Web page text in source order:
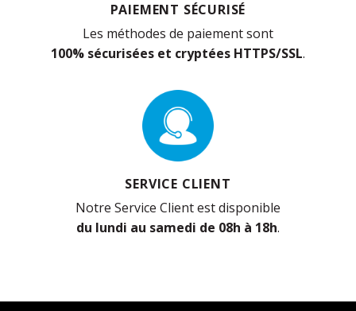
PAIEMENT SÉCURISÉ
Les méthodes de paiement sont
100% sécurisées et cryptées HTTPS/SSL.
SERVICE CLIENT
Notre Service Client est disponible
du lundi au samedi de 08h à 18h.